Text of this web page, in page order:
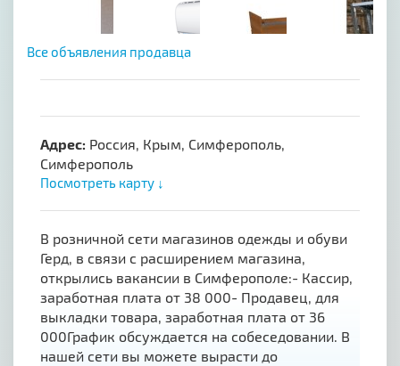
Все объявления продавца
Адрес: Россия, Крым, Симферополь,
Симферополь
Посмотреть карту ↓
В розничной сети магазинов одежды и обуви
Герд, в связи с расширением магазина,
открылись вакансии в Симферополе:- Кассир,
заработная плата от 38 000- Продавец, для
выкладки товара, заработная плата от 36
000График обсуждается на собеседовании. В
нашей сети вы можете вырасти до